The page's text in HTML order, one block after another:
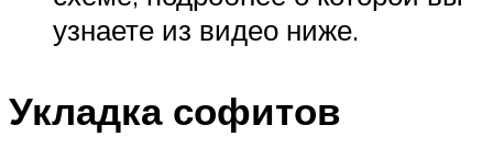
узнаете из видео ниже.
Укладка софитов